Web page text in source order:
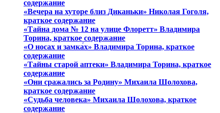
содержание
«Вечера на хуторе близ Диканьки» Николая Гоголя,
краткое содержание
«Тайна дома № 12 на улице Флоретт» Владимира
Торина, краткое содержание
«О носах и замка́х» Владимира Торина, краткое
содержание
«Тайны старой аптеки» Владимира Торина, краткое
содержание
«Они сражались за Родину» Михаила Шолохова,
краткое содержание
«Судьба человека» Михаила Шолохова, краткое
содержание